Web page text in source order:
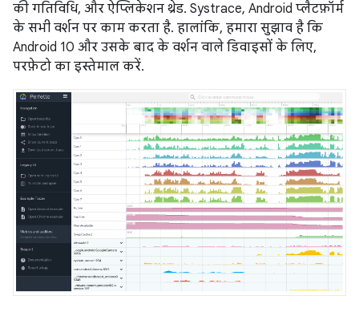
की गतिविधि, और ऐप्लिकेशन थ्रेड. Systrace, Android प्लैटफ़ॉर्म
के सभी वर्शन पर काम करता है. हालांकि, हमारा सुझाव है कि
Android 10 और उसके बाद के वर्शन वाले डिवाइसों के लिए,
परफ़ेटो का इस्तेमाल करें.